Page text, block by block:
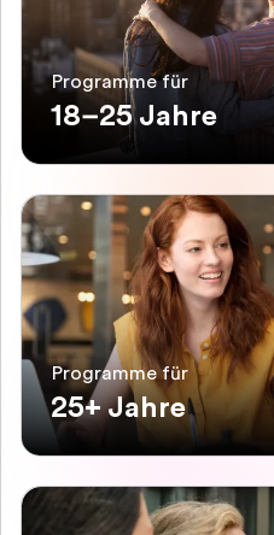
Programme für
18–25 Jahre
Programme für
25+ Jahre